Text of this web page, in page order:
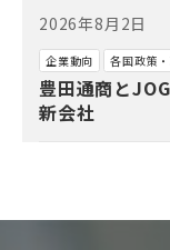
2026年8月2日
企業動向 各国政策
豊田通商と
新会社